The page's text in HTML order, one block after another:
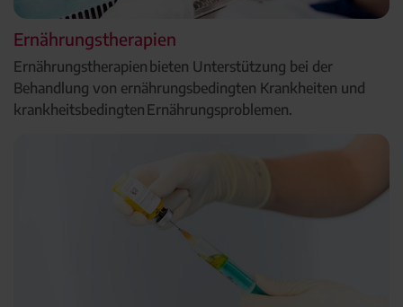
Ernährungstherapien
Ernährungstherapien bieten Unterstützung bei der
Behandlung von ernährungsbedingten Krankheiten und
krankheitsbedingten Ernährungsproblemen.